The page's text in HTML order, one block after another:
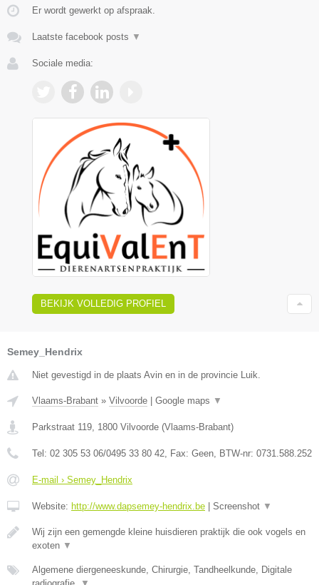
Er wordt gewerkt op afspraak.
Laatste facebook posts ▼
Sociale media:
BEKIJK VOLLEDIG PROFIEL
Semey_Hendrix
Niet gevestigd in de plaats Avin en in de provincie Luik.
Vlaams-Brabant » Vilvoorde | Google maps ▼
Parkstraat 119 1800 Vilvoorde (Vlaams-Brabant)
Tel: 02 305 53 06/0495 33 80 42 , Fax: Geen , BTW-nr: 0731.588.252
E-mail › Semey_Hendrix
Website: http://www.dapsemey-hendrix.be | Screenshot ▼
Wij zijn een gemengde kleine huisdieren praktijk die ook vogels en
exoten ▼
Algemene diergeneeskunde, Chirurgie, Tandheelkunde, Digitale
radiografie,
▼